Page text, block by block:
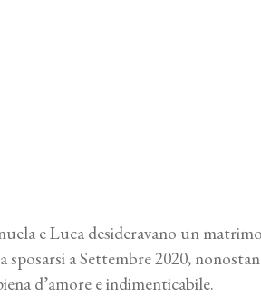
e Luca desideravano un
a Settembre 2020,
d’amore e indimenticabile.